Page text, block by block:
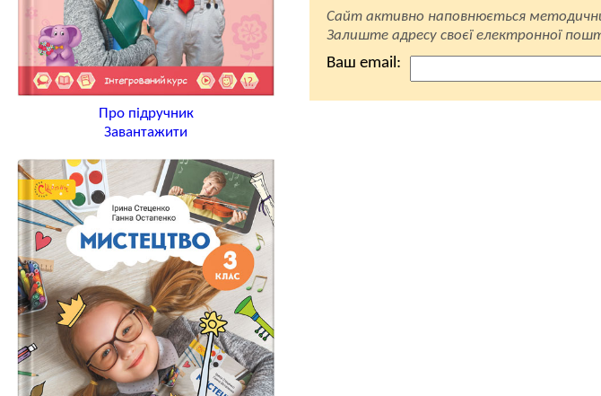
Про підручник
Завантажити
Сайт активно наповнюється
Залиште адресу своєї електронної
Ваш email: